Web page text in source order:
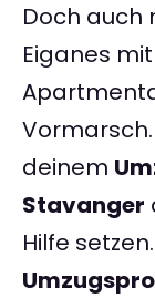
Doch auch
Eiganes
deinem
Stavanger
Hilfe